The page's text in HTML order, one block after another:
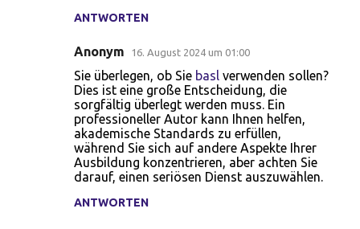
ANTWORTEN
Anonym 16. August 2024 um 01:00
Sie überlegen, ob Sie basl verwenden sollen?
Dies ist eine große Entscheidung, die
sorgfältig überlegt werden muss. Ein
professioneller Autor kann Ihnen helfen,
akademische Standards zu erfüllen,
während Sie sich auf andere Aspekte Ihrer
Ausbildung konzentrieren, aber achten Sie
darauf, einen seriösen Dienst auszuwählen.
ANTWORTEN